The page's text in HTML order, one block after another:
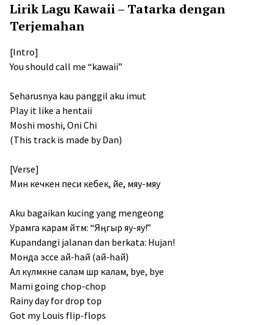
Lirik Lagu Kawaii – Tatarka dengan
Terjemahan
[Intro]
You should call me “kawaii”
Seharusnya kau panggil aku imut
Play it like a hentaii
Moshi moshi, Oni Chi
(This track is made by Dan)
[Verse]
Мин кечкенә песи кебек, әйе, мяу-мяу
Aku bagaikan kucing yang mengeong
Урамга карам әйтәм: “Яңгыр яу-яу!”
Kupandangi jalanan dan berkata: Hujan!
Монда эссе ай-һай (ай-һай)
Ал күлмәкне салам шәрә калам, bye, bye
Mami going chop-chop
Rainy day for drop top
Got my Louis flip-flops